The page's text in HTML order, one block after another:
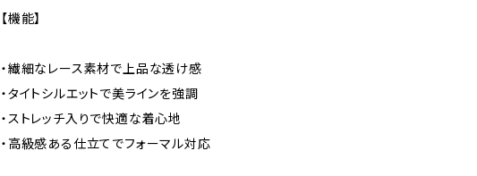
【機能】
・繊細なレース素材で上品な透け感
・タイトシルエットで美ラインを強調
・ストレッチ入りで快適な着心地
・高級感ある仕立てでフォーマル対応